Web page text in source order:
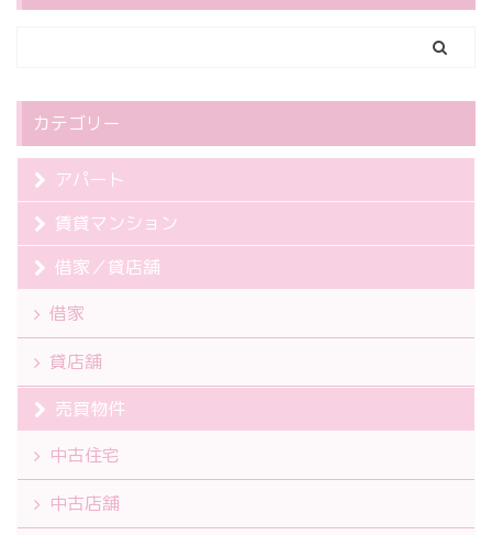
カテゴリー
アパート
賃貸マンション
借家／貸店舗
借家
貸店舗
売買物件
中古住宅
中古店舗